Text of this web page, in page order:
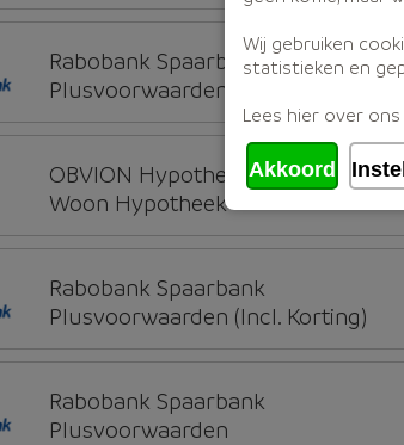
Rabobank Spaarbank
Plusvoorwaarden (Incl. Korting)
OBVION Hypotheken
Woon Hypotheek
Rabobank Spaarbank
Plusvoorwaarden (Incl. Korting)
Rabobank Spaarbank
Plusvoorwaarden
Wij gebruiken
statistieken en
Lees hier over ons
Akkoord